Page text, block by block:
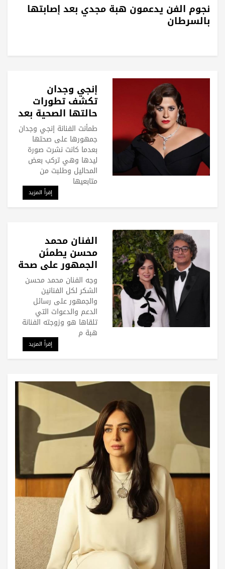
نجوم الفن يدعمون هبة مجدي بعد إصابتها
بالسرطان
إنجي وجدان
تكشف تطورات
حالتها الصحية بعد
طلبها الدعاء
طمأنت الفنانة إنجي وجدان
جمهورها على صحتها
بعدما كانت نشرت صورة
ليدها وهي تركب بعض
المحاليل وطلبت من
متابعيها
إقرأ المزيد
الفنان محمد
محسن يطمئن
الجمهور على صحة
زوجته هبة مجدي
وجه الفنان محمد محسن
الشكر لكل الفنانين
والجمهور على رسائل
الدعم والدعوات التي
تلقاها هو وزوجته الفنانة
هبة م
إقرأ المزيد